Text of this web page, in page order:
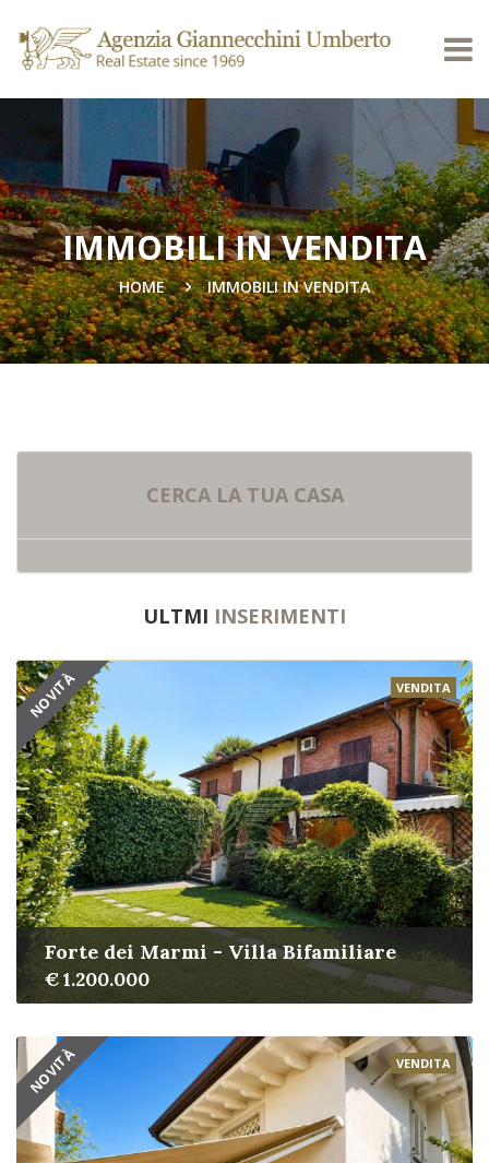
IMMOBILI IN VENDITA
HOME IMMOBILI IN VENDITA
CERCA LA TUA CASA
ULTMI INSERIMENTI
NOVITÀ VENDITA
Forte dei Marmi - Villa Bifamiliare
€ 1.200.000
NOVITÀ VENDITA